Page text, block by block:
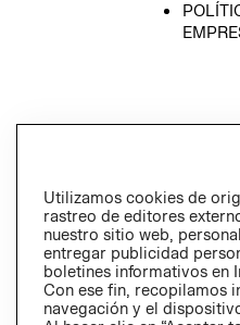
Utilizamos cookies de
rastreo de editores
nuestro sitio web,
entregar publicidad
boletines informativos en
Con ese fin, recopilamos
navegación y el